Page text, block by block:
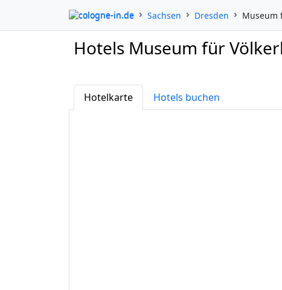
cologne-in.de Sachsen Dresden Museum
Hotels Museum für
Hotelkarte Hotels buchen